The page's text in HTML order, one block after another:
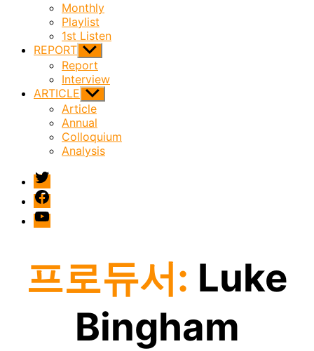
Monthly
Playlist
1st Listen
REPORT Show
sub
menu
Report
Interview
ARTICLE Show
sub
menu
Article
Annual
Colloquium
Analysis
twitter
facebook
Youtube
프로듀서: Luke
Bingham